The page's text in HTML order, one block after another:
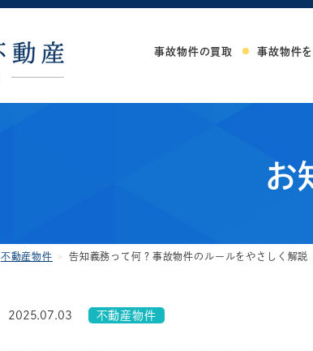
事故物件の買取 事故物件
お
不動産物件 告知義務って何？事故物件のルールをやさしく解説
2025.07.03 不動産物件